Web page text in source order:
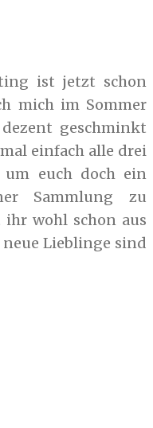
ist jetzt schon
mich im Sommer
geschminkt
einfach alle drei
um euch doch ein
Sammlung zu
wohl schon aus
Lieblinge sind